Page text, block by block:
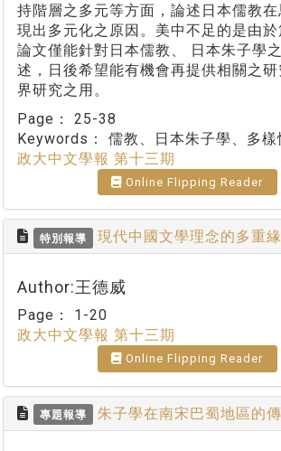
持階層之多元等方面，論述日本儒教
現出多元化之原因。美中不足的是由
論文僅能針對日本儒教、 日本朱子學
述，日後希望能有機會再提供相關之
界研究之用。
Page： 25-38
Keywords： 儒教、日本朱子學、多
政大中文學報 第十三期
Online Flipping Reader
特別報導 現代中國文學理念的多重
Author:王德威
Page： 1-20
政大中文學報 第十三期
Online Flipping Reader
專題報導 朱子學在南宋巴蜀地區的